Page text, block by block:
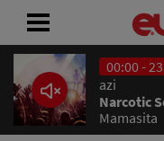
00:00 -
azi
Narcotic
Mamasita
ACASĂ
ȘTIRI